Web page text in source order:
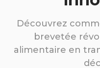
Découvrez
brevetée
alimentaire en